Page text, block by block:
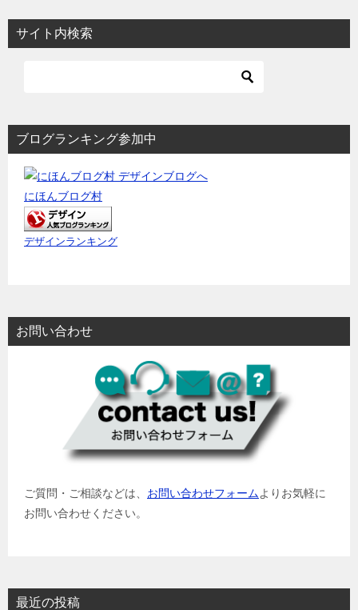
サイト内検索
ブログランキング参加中
にほんブログ村
デザインランキング
お問い合わせ
ご質問・ご相談などは、 お問い合わせフォームよりお気軽に
お問い合わせください。
最近の投稿